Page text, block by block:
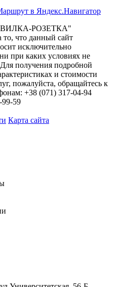
в Яндекс.Навигатор
"ВИЛКА-РОЗЕТКА"
что данный сайт
исключительно
при каких условиях не
получения подробной
и стоимости
пожалуйста, обращайтесь к
+38 (071) 317-04-94
99-59
Карта сайта